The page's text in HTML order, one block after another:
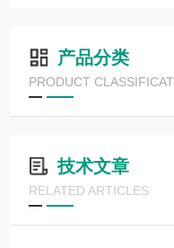
产品分类
PRODUCT
技术文章
RELATED ARTICLES